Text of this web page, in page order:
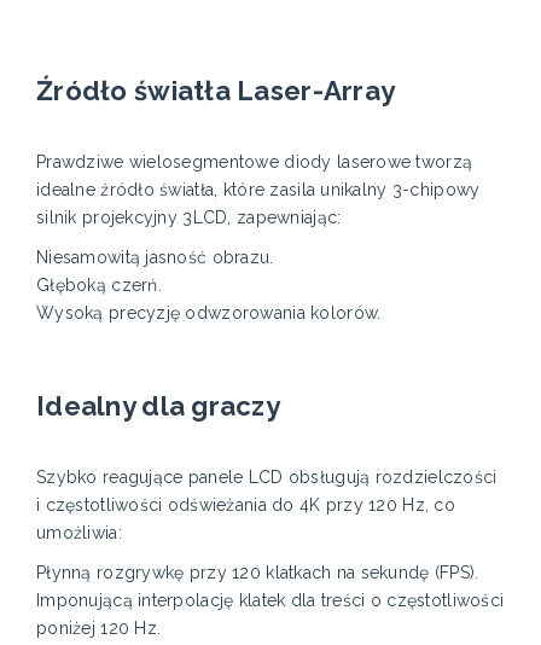
Źródło światła Laser-Array
Prawdziwe wielosegmentowe diody laserowe tworzą
idealne źródło światła, które zasila unikalny 3-chipowy
silnik projekcyjny 3LCD, zapewniając:
Niesamowitą jasność obrazu.
Głęboką czerń.
Wysoką precyzję odwzorowania kolorów.
Idealny dla graczy
Szybko reagujące panele LCD obsługują rozdzielczości
i częstotliwości odświeżania do 4K przy 120 Hz, co
umożliwia:
Płynną rozgrywkę przy 120 klatkach na sekundę (FPS).
Imponującą interpolację klatek dla treści o częstotliwości
poniżej 120 Hz.